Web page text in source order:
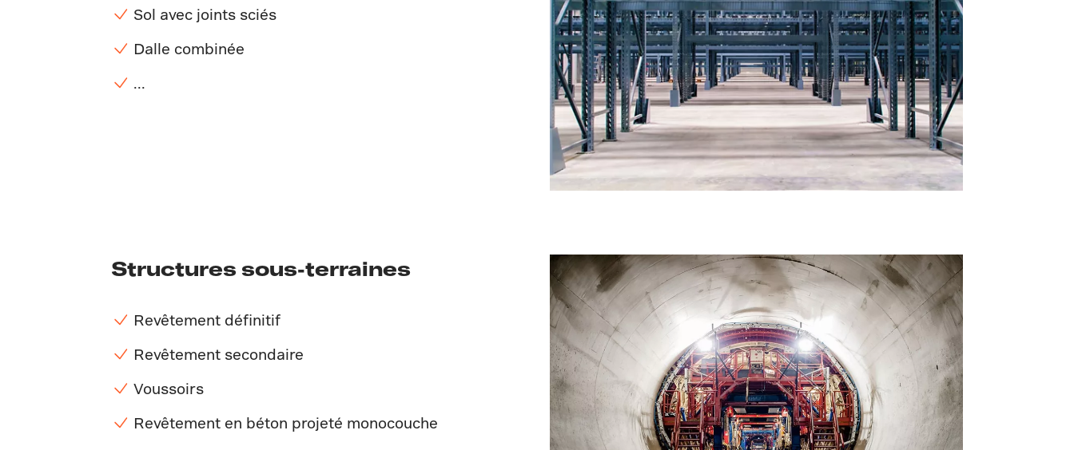
Sol avec joints sciés
Dalle combinée
Structures sous-terraines
Revêtement définitif
Revêtement secondaire
Voussoirs
Revêtement en béton projeté monocouche